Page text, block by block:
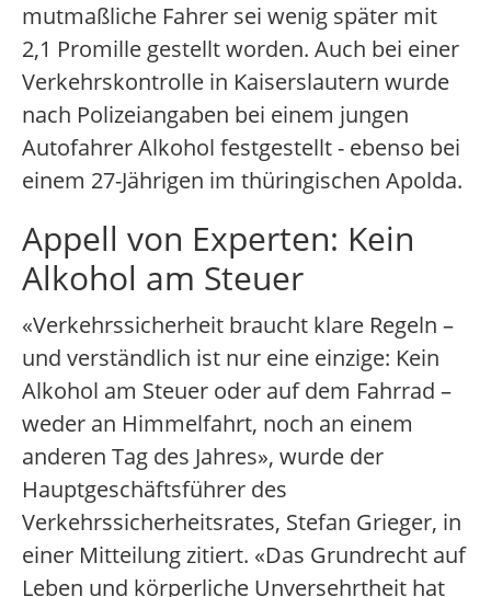
mutmaßliche Fahrer sei wenig später mit
2,1 Promille gestellt worden. Auch bei einer
Verkehrskontrolle in Kaiserslautern wurde
nach Polizeiangaben bei einem jungen
Autofahrer Alkohol festgestellt - ebenso bei
einem 27-Jährigen im thüringischen Apolda.
Appell von Experten: Kein
Alkohol am Steuer
«Verkehrssicherheit braucht klare Regeln –
und verständlich ist nur eine einzige: Kein
Alkohol am Steuer oder auf dem Fahrrad –
weder an Himmelfahrt, noch an einem
anderen Tag des Jahres», wurde der
Hauptgeschäftsführer des
Verkehrssicherheitsrates, Stefan Grieger, in
einer Mitteilung zitiert. «Das Grundrecht auf
Leben und körperliche Unversehrtheit hat